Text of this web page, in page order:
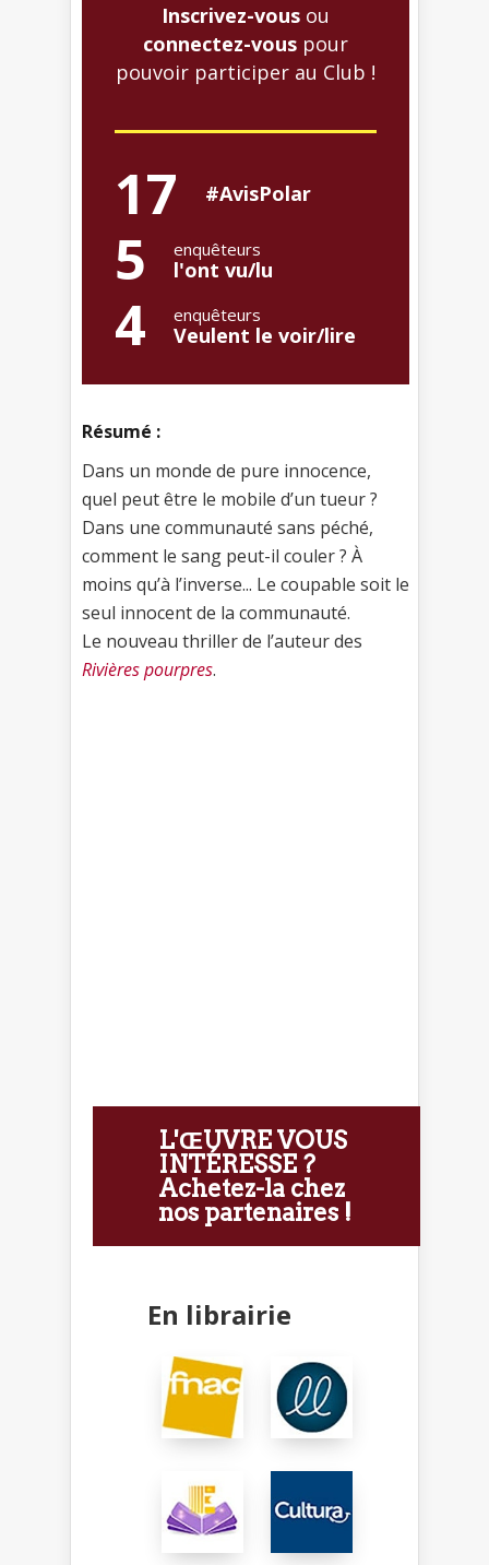
Inscrivez-vous ou
connectez-vous pour
pouvoir participer au Club !
17 #AvisPolar
5 enquêteurs
l'ont vu/lu
4 enquêteurs
Veulent le voir/lire
Résumé :
Dans un monde de pure innocence,
quel peut être le mobile d’un tueur ?
Dans une communauté sans péché,
comment le sang peut-il couler ? À
moins qu’à l’inverse... Le coupable soit le
seul innocent de la communauté.
Le nouveau thriller de l’auteur des
Rivières pourpres.
L'ŒUVRE VOUS
INTÉRESSE ?
Achetez-la chez
nos partenaires !
En librairie